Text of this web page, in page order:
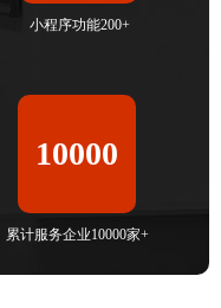
小程序功能200+
10000
累计服务企业10000家+